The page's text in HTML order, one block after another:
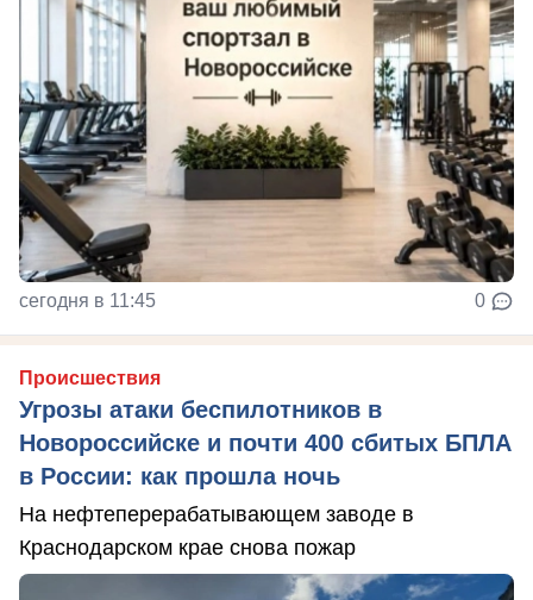
сегодня в 11:45 0
Происшествия
Угрозы атаки беспилотников в
Новороссийске и почти 400 сбитых БПЛА
в России: как прошла ночь
На нефтеперерабатывающем заводе в
Краснодарском крае снова пожар